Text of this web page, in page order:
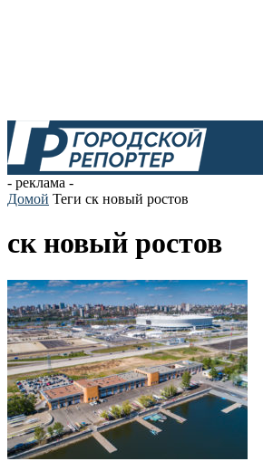
- реклама -
Домой Теги ск новый ростов
ск новый ростов